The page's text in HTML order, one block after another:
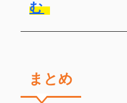
む
まとめ